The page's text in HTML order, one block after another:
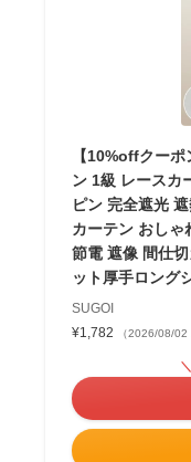
【10%offクー
ン 1級 レースカ
ピン 完全遮光
カーテン おしゃ
節電 遮像 間仕
ット厚手ロング
SUGOI
¥1,782
（2026/08/02